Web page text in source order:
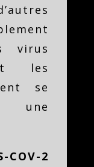
virus
les
se
une
2